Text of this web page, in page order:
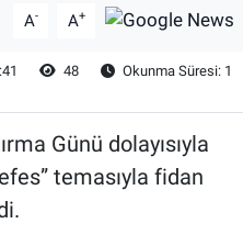
A- A+
48
Okunma Süresi: 1
Günü dolayısıyla
temasıyla fidan